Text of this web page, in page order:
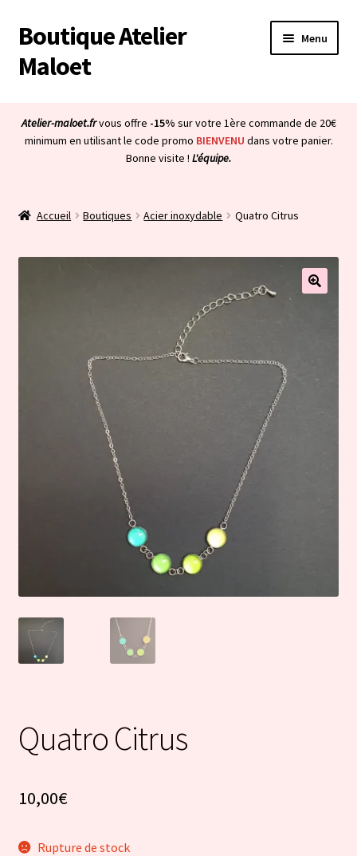
Aller
à
la
Aller
au
contenu
Boutique Atelier
Maloet
Menu
Boutique
Ouvrir
menu
enfant
Ouvrir
le
Atelier-maloet.frvous offre -15% sur votre 1ère commande de 20€
minimum en utilisant le code promo BIENVENU dans votre panier.
Bonne visite ! L'équipe.
Accueil Boutiques Acier inoxydable Quatro Citrus
Quatro Citrus
10,00€
Rupture de stock